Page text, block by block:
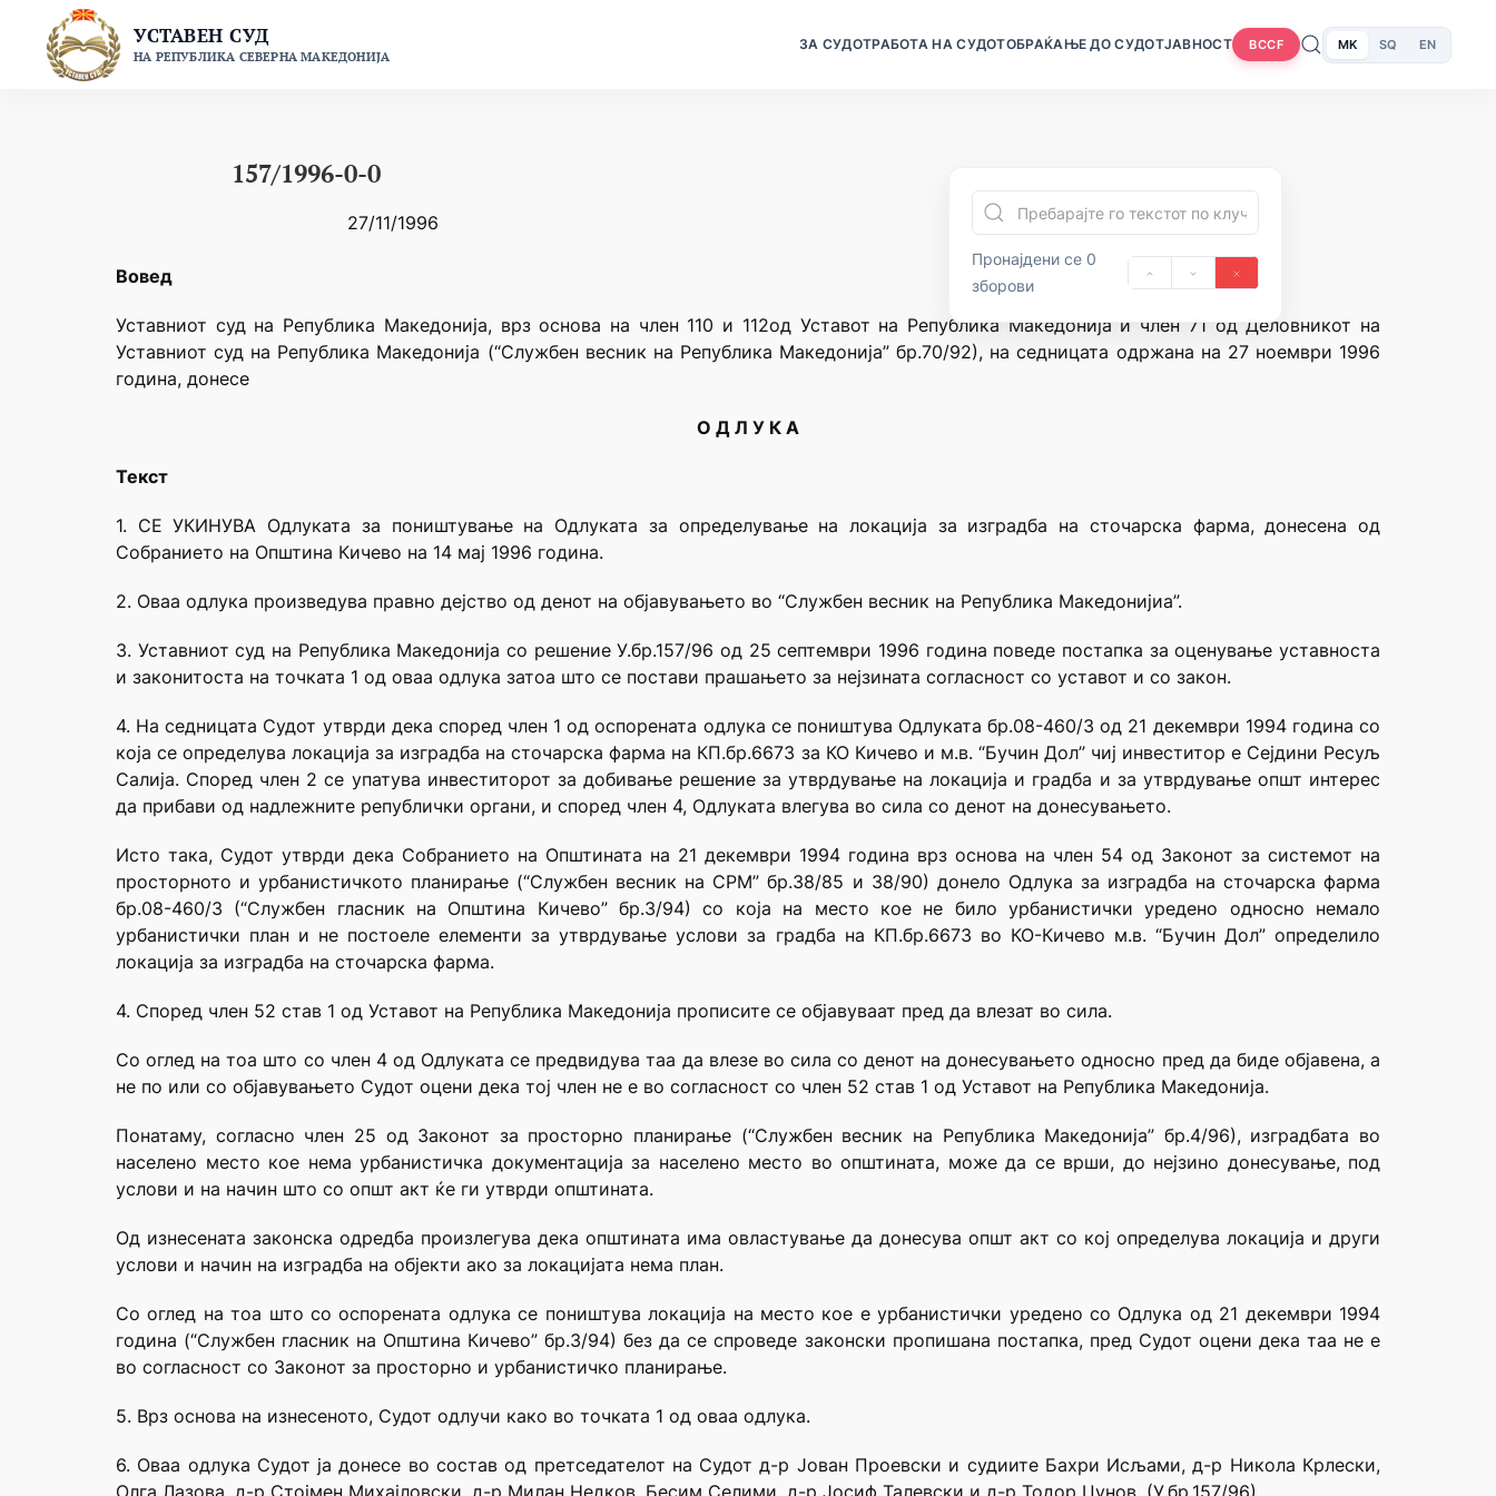
content
УСТАВЕН СУД
НА РЕПУБЛИКА СЕВЕРНА МАКЕДОНИЈА
ЗА СУДОТРАБОТА НА СУДОТОБРАЌАЊЕ ДО СУДОТЈАВНОСТ BCCF MK SQ EN
157/1996-0-0
27/11/1996
Пронајдени се 0
зборови
Вовед
Уставниот суд на Република Македонија, врз основа на член 110 и 112од Уставот на Република Македонија и член 71 од Деловникот на
Уставниот суд на Република Македонија (“Службен весник на Република Македонија” бр.70/92), на седницата одржана на 27 ноември 1996
година, донесе
О Д Л У К А
Текст
1. СЕ УКИНУВА Одлуката за поништување на Одлуката за определување на локација за изградба на сточарска фарма, донесена од
Собранието на Општина Кичево на 14 мај 1996 година.
2. Оваа одлука произведува правно дејство од денот на објавувањето во “Службен весник на Република Македонијиа”.
3. Уставниот суд на Република Македонија со решение У.бр.157/96 од 25 септември 1996 година поведе постапка за оценување уставноста
и законитоста на точката 1 од оваа одлука затоа што се постави прашањето за нејзината согласност со уставот и со закон.
4. На седницата Судот утврди дека според член 1 од оспорената одлука се поништува Одлуката бр.08-460/3 од 21 декември 1994 година со
која се определува локација за изградба на сточарска фарма на КП.бр.6673 за КО Кичево и м.в. “Бучин Дол” чиј инвеститор е Сејдини Ресуљ
Салија. Според член 2 се упатува инвеститорот за добивање решение за утврдување на локација и градба и за утврдување општ интерес
да прибави од надлежните републички органи, и според член 4, Одлуката влегува во сила со денот на донесувањето.
Исто така, Судот утврди дека Собранието на Општината на 21 декември 1994 година врз основа на член 54 од Законот за системот на
просторното и урбанистичкото планирање (“Службен весник на СРМ” бр.38/85 и 38/90) донело Одлука за изградба на сточарска фарма
бр.08-460/3 (“Службен гласник на Општина Кичево” бр.3/94) со која на место кое не било урбанистички уредено односно немало
урбанистички план и не постоеле елементи за утврдување услови за градба на КП.бр.6673 во КО-Кичево м.в. “Бучин Дол” определило
локација за изградба на сточарска фарма.
4. Според член 52 став 1 од Уставот на Република Македонија прописите се објавуваат пред да влезат во сила.
Со оглед на тоа што со член 4 од Одлуката се предвидува таа да влезе во сила со денот на донесувањето односно пред да биде објавена, а
не по или со објавувањето Судот оцени дека тој член не е во согласност со член 52 став 1 од Уставот на Република Македонија.
Понатаму, согласно член 25 од Законот за просторно планирање (“Службен весник на Република Македонија” бр.4/96), изградбата во
населено место кое нема урбанистичка документација за населено место во општината, може да се врши, до нејзино донесување, под
услови и на начин што со општ акт ќе ги утврди општината.
Од изнесената законска одредба произлегува дека општината има овластување да донесува општ акт со кој определува локација и други
услови и начин на изградба на објекти ако за локацијата нема план.
Со оглед на тоа што со оспорената одлука се поништува локација на место кое е урбанистички уредено со Одлука од 21 декември 1994
година (“Службен гласник на Општина Кичево” бр.3/94) без да се спроведе законски пропишана постапка, пред Судот оцени дека таа не е
во согласност со Законот за просторно и урбанистичко планирање.
5. Врз основа на изнесеното, Судот одлучи како во точката 1 од оваа одлука.
6. Оваа одлука Судот ја донесе во состав од претседателот на Судот д-р Јован Проевски и судиите Бахри Исљами, д-р Никола Крлески,